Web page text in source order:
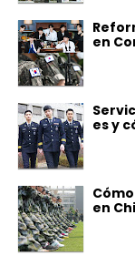
en
es y
en